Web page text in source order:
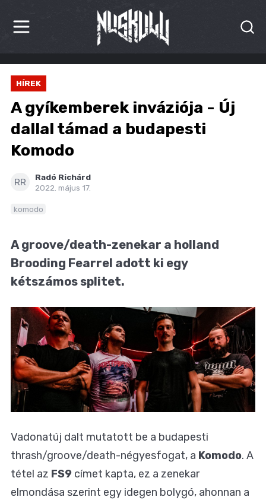
HÍREK
KRITIKÁK
BESZÁMOLÓK
INTERJÚK
PREMIEREK
BLOG
HÍREK
A gyíkemberek inváziója - Új
dallal támad a budapesti
Komodo
RR
Radó Richárd
2022. május 17.
komodo
A groove/death-zenekar a holland
Brooding Fearrel adott ki egy
kétszámos splitet.
Vadonatúj dalt mutatott be a budapesti
thrash/groove/death-négyesfogat, a Komodo. A
tétel az FS9 címet kapta, ez a zenekar
elmondása szerint egy idegen bolygó, ahonnan a